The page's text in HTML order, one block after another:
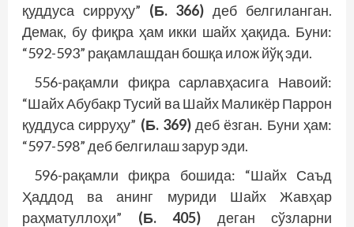
қуддуса сирруҳу” (Б. 366) деб белгиланган.
Демак, бу фиқра ҳам икки шайх ҳақида. Буни:
“592-593” рақамлашдан бошқа илож йўқ эди.
556-рақамли фиқра сарлавҳасига Навоий:
“Шайх Абубакр Тусий ва Шайх Маликёр Паррон
қуддуса сирруҳу” (Б. 369)деб ёзган. Буни ҳам:
“597-598” деб белгилаш зарур эди.
596-рақамли фиқра бошида: “Шайх Саъд
Ҳаддод ва анинг муриди Шайх Жавҳар
раҳматуллоҳи” (Б. 405) деган сўзларни